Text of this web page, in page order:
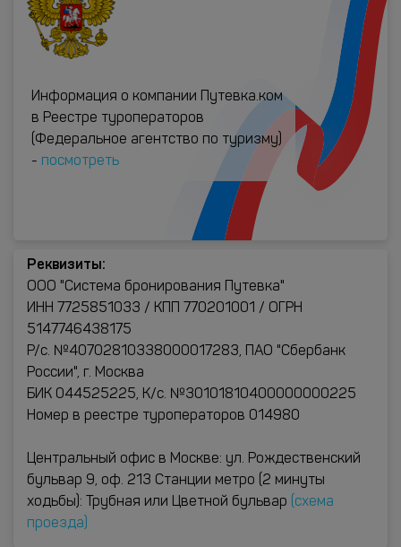
Информация о компании Путевка.ком
в Реестре туроператоров
(Федеральное агентство по туризму)
- посмотреть
Реквизиты:
ООО "Система бронирования Путевка"
ИНН 7725851033 / КПП 770201001 / ОГРН
5147746438175
Р/с. №40702810338000017283, ПАО "Сбербанк
России", г. Москва
БИК 044525225, К/с. №30101810400000000225
Номер в реестре туроператоров 014980
Центральный офис в Москве: ул. Рождественский
бульвар 9, оф. 213 Станции метро (2 минуты
ходьбы): Трубная или Цветной бульвар
(схема
проезда)